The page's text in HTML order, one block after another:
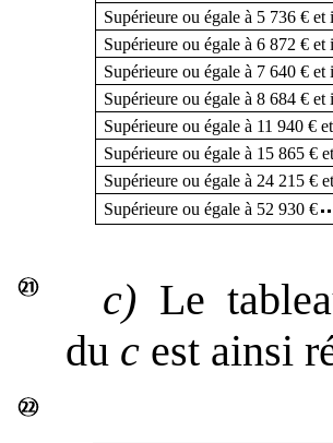
Supérieure ou égale à 5 736 €
Supérieure ou égale à 6 872 €
Supérieure ou égale à 7 640 €
Supérieure ou égale à 8 684 €
Supérieure ou égale à 11 940 €
Supérieure ou égale à 15 865 €
Supérieure ou égale à 24 215 €
Supérieure ou égale à 52 930 €
c) Le
du c est ainsi